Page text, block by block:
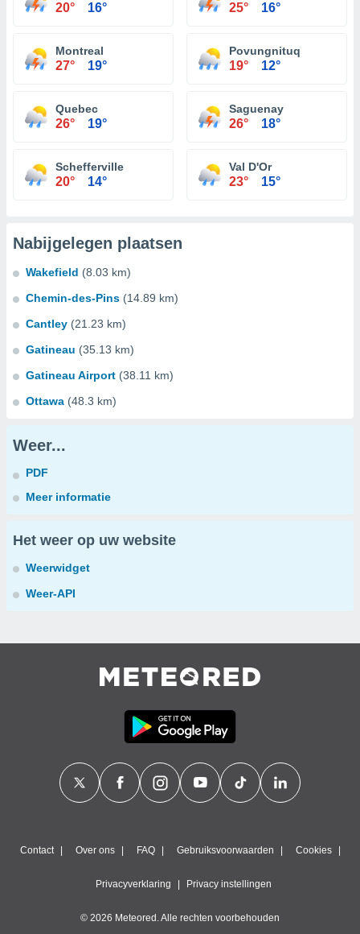
20° 16° 25° 16°
Montreal
27° 19°
Povungnituq
19° 12°
Quebec
26° 19°
Saguenay
26° 18°
Schefferville
20° 14°
Val D'Or
23° 15°
Nabijgelegen plaatsen
Wakefield (8.03 km)
Chemin-des-Pins (14.89 km)
Cantley (21.23 km)
Gatineau (35.13 km)
Gatineau Airport (38.11 km)
Ottawa (48.3 km)
Weer...
PDF
Meer informatie
Het weer op uw website
Weerwidget
Weer-API
Contact Over ons FAQ Gebruiksvoorwaarden Cookies
Privacyverklaring Privacy instellingen
© 2026 Meteored. Alle rechten voorbehouden